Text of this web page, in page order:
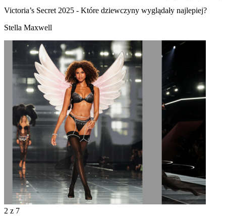
Victoria’s Secret 2025 - Które dziewczyny wyglądały najlepiej?
Stella Maxwell
2 z 7